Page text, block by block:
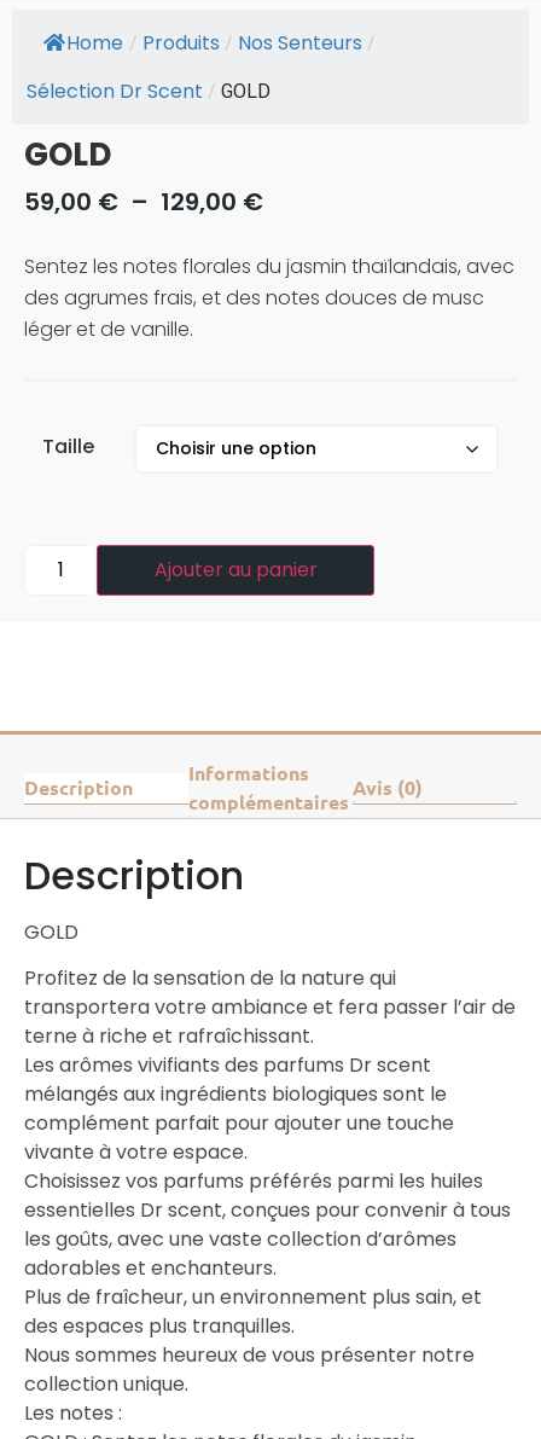
Home / Produits / Nos Senteurs /
Sélection Dr Scent / GOLD
GOLD
59,00 € – 129,00 €
Sentez les notes florales du jasmin thaïlandais, avec
des agrumes frais, et des notes douces de musc
léger et de vanille.
Taille
Ajouter au panier
Description
Informations
complémentaires
Avis (0)
Description
GOLD
Profitez de la sensation de la nature qui
transportera votre ambiance et fera passer l’air de
terne à riche et rafraîchissant.
Les arômes vivifiants des parfums Dr scent
mélangés aux ingrédients biologiques sont le
complément parfait pour ajouter une touche
vivante à votre espace.
Choisissez vos parfums préférés parmi les huiles
essentielles Dr scent, conçues pour convenir à tous
les goûts, avec une vaste collection d’arômes
adorables et enchanteurs.
Plus de fraîcheur, un environnement plus sain, et
des espaces plus tranquilles.
Nous sommes heureux de vous présenter notre
collection unique.
Les notes :